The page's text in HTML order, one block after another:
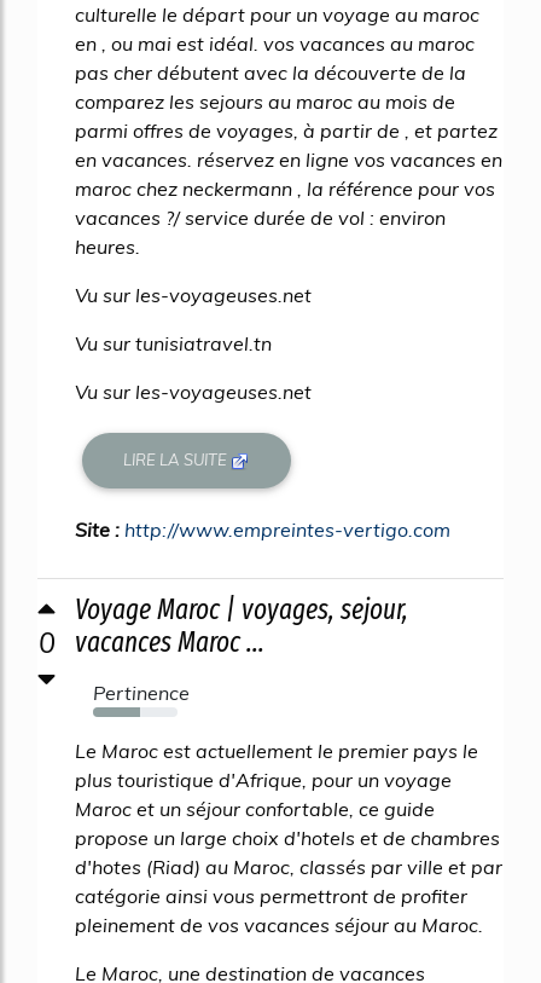
culturelle le départ pour un voyage au maroc
en , ou mai est idéal. vos vacances au maroc
pas cher débutent avec la découverte de la
comparez les sejours au maroc au mois de
parmi offres de voyages, à partir de , et partez
en vacances. réservez en ligne vos vacances en
maroc chez neckermann , la référence pour vos
vacances ?/ service durée de vol : environ
heures.
Vu sur les-voyageuses.net
Vu sur tunisiatravel.tn
Vu sur les-voyageuses.net
LIRE LA SUITE
Site : http://www.empreintes-vertigo.com
0
Voyage Maroc | voyages, sejour,
vacances Maroc ...
Pertinence
56%
Le Maroc est actuellement le premier pays le
plus touristique d'Afrique, pour un voyage
Maroc et un séjour confortable, ce guide
propose un large choix d'hotels et de chambres
d'hotes (Riad) au Maroc, classés par ville et par
catégorie ainsi vous permettront de profiter
pleinement de vos vacances séjour au Maroc.
Le Maroc, une destination de vacances